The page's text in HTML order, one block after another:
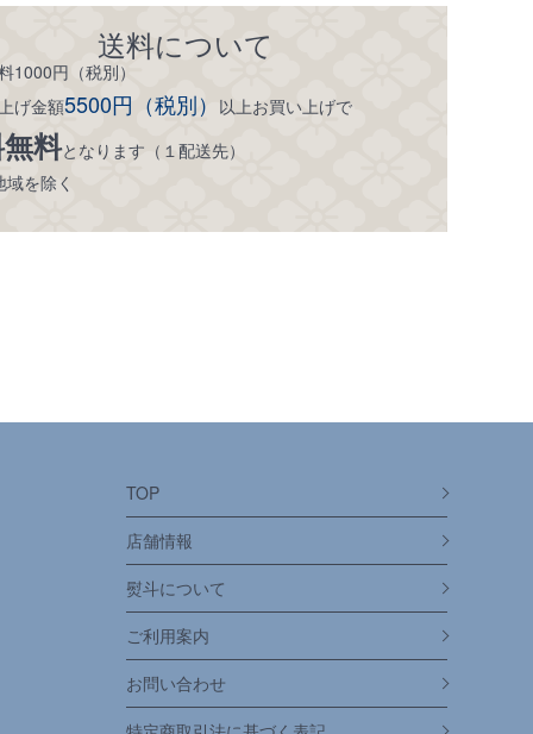
送料について
1000円（税別）
げ金額5500円（税別） 以上お買い上げで
料となります（１配送先）
を除く
TOP
店舗情報
熨斗について
ご利用案内
お問い合わせ